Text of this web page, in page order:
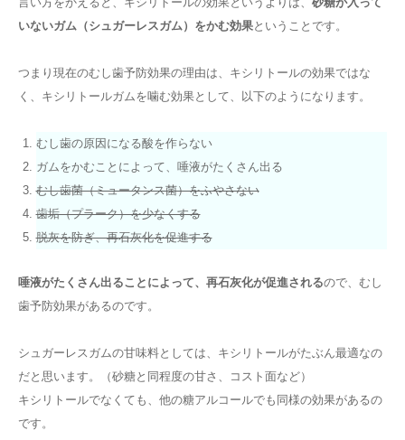
いないガム（シュガーレスガム）をかむ効果ということです。
つまり現在のむし歯予防効果の理由は、キシリトールの効果ではな
く、キシリトールガムを噛む効果として、以下のようになります。
むし歯の原因になる酸を作らない
ガムをかむことによって、唾液がたくさん出る
むし歯菌（ミュータンス菌）をふやさない
歯垢（プラーク）を少なくする
脱灰を防ぎ、再石灰化を促進する
唾液がたくさん出ることによって、再石灰化が促進されるので、むし
歯予防効果があるのです。
シュガーレスガムの甘味料としては、キシリトールがたぶん最適なの
だと思います。（砂糖と同程度の甘さ、コスト面など）
キシリトールでなくても、他の糖アルコールでも同様の効果があるの
です。